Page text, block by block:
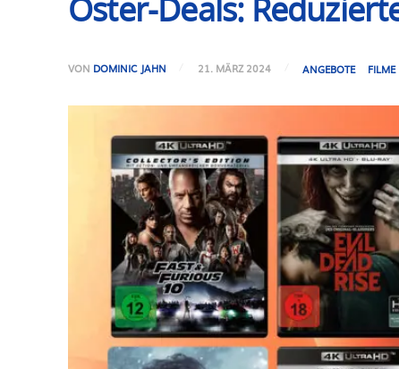
Oster-Deals:
VON DOMINIC JAHN 21. MÄRZ 2024 ANGEBOTE FILME